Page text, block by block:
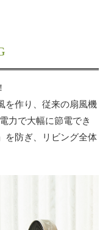
を作り、従来の扇風機
力で大幅に節電でき
を防ぎ、リビング全体